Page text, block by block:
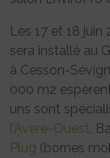
Les 17 et 18
sera installé au
à Cesson-
000 m2
uns sont
l’Avere-Ouest,
Plug (bornes